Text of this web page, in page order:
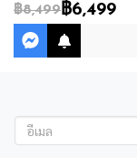
฿8,499฿6,499
รับข่าวสาร
Copyright 2023